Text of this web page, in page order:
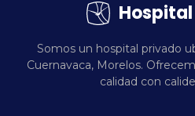
Somos un hospital privado
Cuernavaca, Morelos.
calidad con